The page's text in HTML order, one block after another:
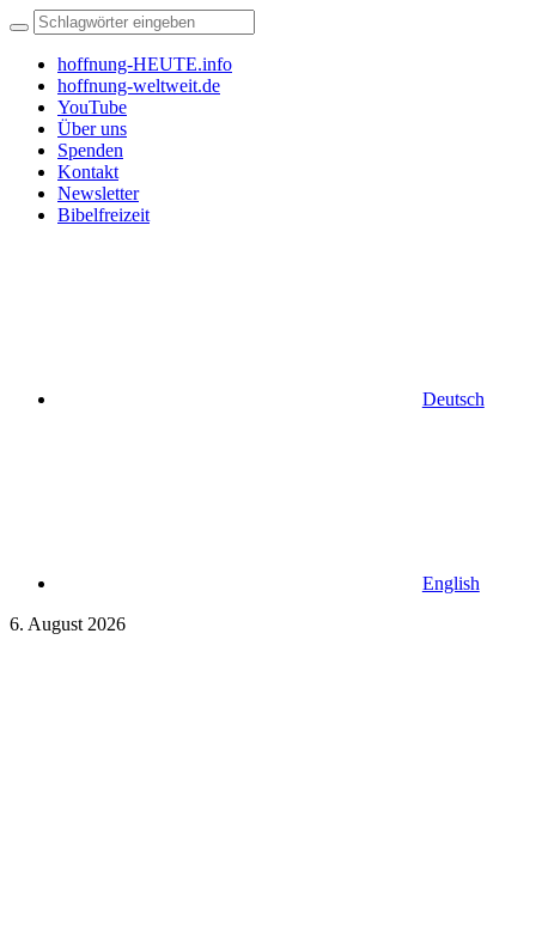
hoffnung-HEUTE.info
hoffnung-weltweit.de
YouTube
Über uns
Spenden
Kontakt
Newsletter
Bibelfreizeit
Deutsch
English
6. August 2026